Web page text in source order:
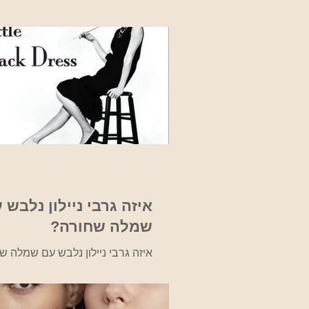
והאימה מפני הנאצים.
בגטאות, ציורים שבעצם
סיפורם של אותם ילדים ומראות
ובמחנות. בבית טרזין אשר
איחוד, מוצגים מאות ציורים של
בגטו זה בתקופה זו, כמו כן, מוצגים
שנה אנחנו כאן כדי לזכור את הכל
איזה גרבי ניילון
שמלה שחורה?
איזה גרבי ניילון נלבש עם שמלה